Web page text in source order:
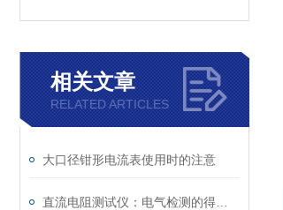
相关文章
RELATED ARTICLES
大口径钳形电流表使用时的注意